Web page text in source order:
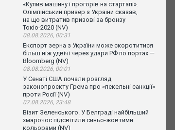
«Купив машину і прогорів на стартапі».
Олімпійський призер з України сказав,
на що витратив призові за бронзу
Токіо-2020 (NV)
08.08.2026, 00:31
Експорт зерна з України може скоротитися
більш ніж удвічі через удари РФ по портах —
Bloomberg (NV)
08.08.2026, 00:01
У Сенаті США почали розгляд
законопроєкту Грема про «пекельні санкції»
проти Росії (NV)
07.08.2026, 23:48
Візит Зеленського. У Белграді найбільший
хмарочос підсвітили синьо-жовтими
кольорами (NV)